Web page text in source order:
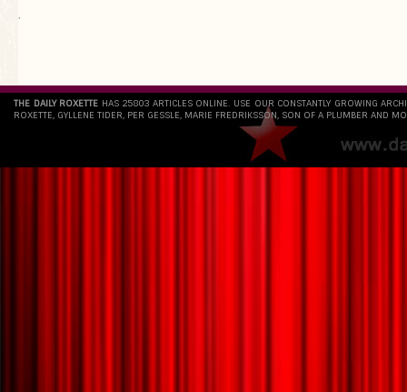
`
THE DAILY ROXETTE HAS 25803 ARTICLES ONLINE. USE OUR CONSTANTLY GROWING
ROXETTE, GYLLENE TIDER, PER GESSLE, MARIE FREDRIKSSON, SON OF A PLUMBER AND